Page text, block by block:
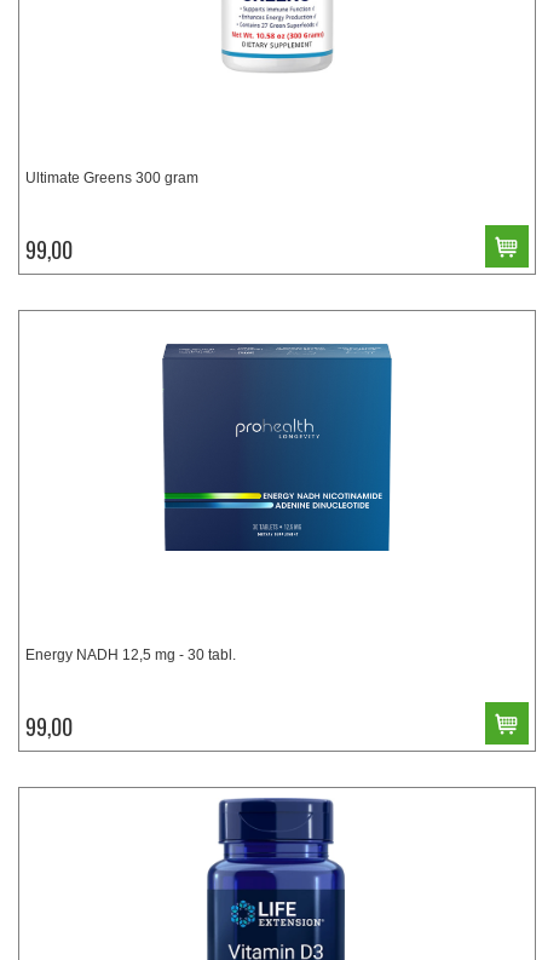
Ultimate Greens 300 gram
99,00
Energy NADH 12,5 mg - 30 tabl.
99,00